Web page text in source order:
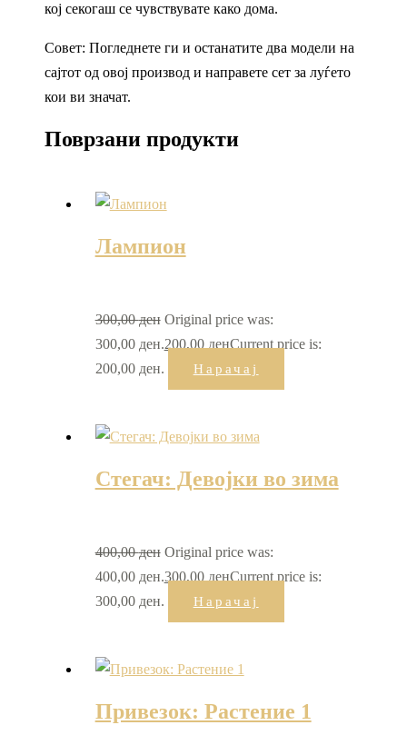
кој секогаш се чувствувате како дома.
Совет: Погледнете ги и останатите два модели на
сајтот од овој производ и направете сет за луѓето
кои ви значат.
Поврзани продукти
Лампион
300,00ден Original price was:
300,00 ден.200,00 денCurrent price is:
200,00 ден.
Нарачај
Стегач: Девојки во зима
400,00ден Original price was:
400,00 ден.300,00 денCurrent price is:
300,00 ден.
Нарачај
Привезок: Растение 1